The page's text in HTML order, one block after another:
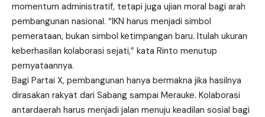
momentum administratif, tetapi juga ujian moral bagi arah
pembangunan nasional. “IKN harus menjadi simbol
pemerataan, bukan simbol ketimpangan baru. Itulah ukuran
keberhasilan kolaborasi sejati,” kata Rinto menutup
pernyataannya.
Bagi Partai X, pembangunan hanya bermakna jika hasilnya
dirasakan rakyat dari Sabang sampai Merauke. Kolaborasi
antardaerah harus menjadi jalan menuju keadilan sosial bagi